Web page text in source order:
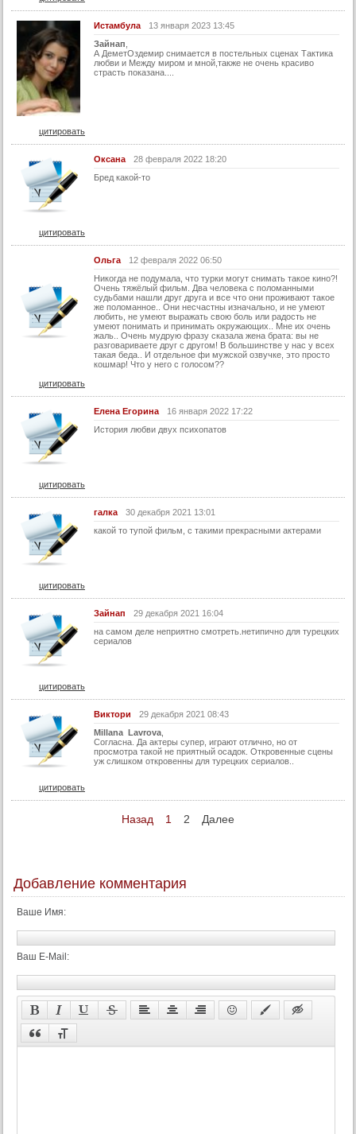
Истамбула
13 января 2023 13:45
Зайнап
А ДеметОздемир снимается в постельных сценах Тактика
любви и Между миром и мной,также не очень красиво
страсть показана....
цитировать
Оксана
28 февраля 2022 18:20
Бред какой-то
цитировать
Ольга
12 февраля 2022 06:50
Никогда не подумала, что турки могут снимать такое кино?!
Очень тяжёлый фильм. Два человека с поломанными
судьбами нашли друг друга и все что они проживают такое
же поломанное.. Они несчастны изначально, и не умеют
любить, не умеют выражать свою боль или радость не
умеют понимать и принимать окружающих.. Мне их очень
жаль.. Очень мудрую фразу сказала жена брата: вы не
разговариваете друг с другом! В большинстве у нас у всех
такая беда.. И отдельное фи мужской озвучке, это просто
кошмар! Что у него с голосом??
цитировать
Елена Егорина
16 января 2022 17:22
История любви двух психопатов
цитировать
галка
30 декабря 2021 13:01
какой то тупой фильм, с такими прекрасными актерами
цитировать
Зайнап
29 декабря 2021 16:04
на самом деле неприятно смотреть.нетипично для турецких
сериалов
цитировать
Виктори
29 декабря 2021 08:43
Millana Lavrova
Согласна. Да актеры супер, играют отлично, но от
просмотра такой не приятный осадок. Откровенные сцены
уж слишком откровенны для турецких сериалов..
цитировать
Назад 1 2 Далее
Добавление комментария
Ваше Имя:
Ваш E-Mail: